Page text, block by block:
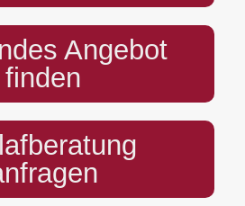
Angebot
finden